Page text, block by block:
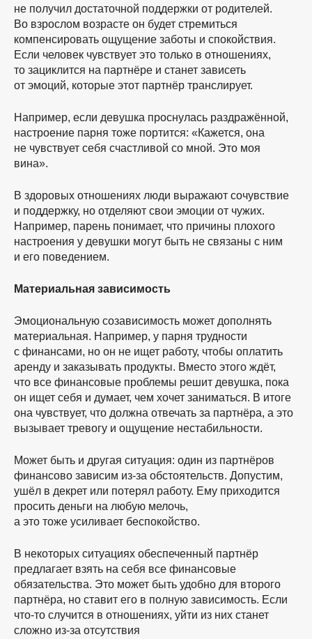
не получил достаточной поддержки от родителей.
Во взрослом возрасте он будет стремиться
компенсировать ощущение заботы и спокойствия.
Если человек чувствует это только в отношениях,
то зациклится на партнёре и станет зависеть
от эмоций, которые этот партнёр транслирует.
Например, если девушка проснулась раздражённой,
настроение парня тоже портится: «Кажется, она
не чувствует себя счастливой со мной. Это моя
вина».
В здоровых отношениях люди выражают сочувствие
и поддержку, но отделяют свои эмоции от чужих.
Например, парень понимает, что причины плохого
настроения у девушки могут быть не связаны с ним
и его поведением.
Материальная зависимость
Эмоциональную созависимость может дополнять
материальная. Например, у парня трудности
с финансами, но он не ищет работу, чтобы оплатить
аренду и заказывать продукты. Вместо этого ждёт,
что все финансовые проблемы решит девушка, пока
он ищет себя и думает, чем хочет заниматься. В итоге
она чувствует, что должна отвечать за партнёра, а это
вызывает тревогу и ощущение нестабильности.
Может быть и другая ситуация: один из партнёров
финансово зависим из-за обстоятельств. Допустим,
ушёл в декрет или потерял работу. Ему приходится
просить деньги на любую мелочь,
а это тоже усиливает беспокойство.
В некоторых ситуациях обеспеченный партнёр
предлагает взять на себя все финансовые
обязательства. Это может быть удобно для второго
партнёра, но ставит его в полную зависимость. Если
что-то случится в отношениях, уйти из них станет
сложно из-за отсутствия